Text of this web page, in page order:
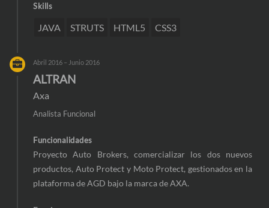
Skills
JAVA STRUTS HTML5 CSS3
Abril 2016 – Junio 2016
ALTRAN
Axa
Analista Funcional
Funcionalidades
Proyecto Auto Brokers, comercializar los dos nuevos
productos, Auto Protect y Moto Protect, gestionados en la
plataforma de AGD bajo la marca de AXA.